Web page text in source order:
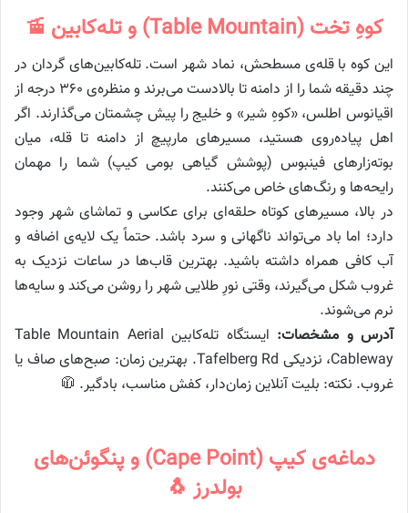
کوهِ تخت (Table Mountain) و تله‌کابین 🚡
این کوه با قله‌ی مسطحش، نماد شهر است. تله‌کابین‌های گردان در
چند دقیقه شما را از دامنه تا بالادست می‌برند و منظره‌ی ۳۶۰ درجه از
اقیانوس اطلس، «کوهِ شیر» و خلیج را پیش چشمتان می‌گذارند. اگر
اهل پیاده‌روی هستید، مسیرهای مارپیچ از دامنه تا قله، میان
بوته‌زارهای فینبوس (پوشش گیاهی بومی کیپ) شما را مهمان
رایحه‌ها و رنگ‌های خاص می‌کنند.
در بالا، مسیرهای کوتاه حلقه‌ای برای عکاسی و تماشای شهر وجود
دارد؛ اما باد می‌تواند ناگهانی و سرد باشد. حتماً یک لایه‌ی اضافه و
آب کافی همراه داشته باشید. بهترین قاب‌ها در ساعات نزدیک به
غروب شکل می‌گیرند، وقتی نورِ طلایی شهر را روشن می‌کند و سایه‌ها
نرم می‌شوند.
آدرس و مشخصات:
ایستگاه تله‌کابین Table Mountain Aerial
Cableway، نزدیکی Tafelberg Rd. بهترین زمان: صبح‌های صاف یا
غروب. نکته: بلیت آنلاین زمان‌دار، کفش مناسب، بادگیر. 🧥
دماغه‌ی کیپ (Cape Point) و پنگوئن‌های
بولدرز 🐧